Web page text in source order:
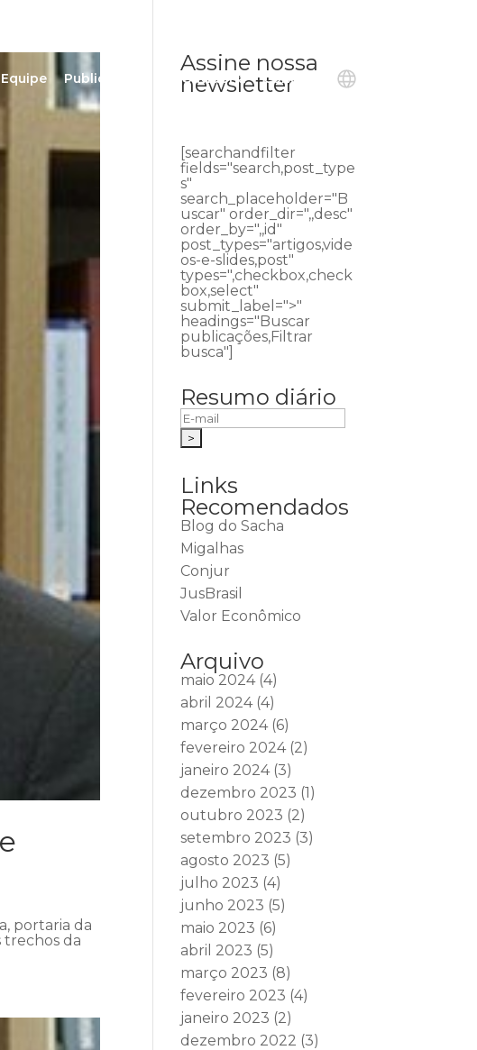
Equipe Publicações Ouvidoria Contato
portaria da
trechos da
Assine nossa
newsletter
[searchandfilter
fields="search,post_type
s"
search_placeholder="B
uscar" order_dir=",,desc"
order_by=",,id"
post_types="artigos,vide
os-e-slides,post"
types=",checkbox,check
box,select"
submit_label=">"
headings="Buscar
publicações,Filtrar
busca"]
Resumo diário
Links
Recomendados
Blog do Sacha
Migalhas
Conjur
JusBrasil
Valor Econômico
Arquivo
maio 2024(4)
abril 2024(4)
março 2024(6)
fevereiro 2024(2)
janeiro 2024(3)
dezembro 2023 (1)
outubro 2023 (2)
setembro 2023 (3)
agosto 2023 (5)
julho 2023 (4)
junho 2023 (5)
maio 2023 (6)
abril 2023 (5)
março 2023 (8)
fevereiro 2023 (4)
janeiro 2023 (2)
dezembro 2022 (3)